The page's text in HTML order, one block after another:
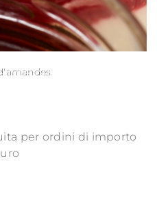
per ordini di importo